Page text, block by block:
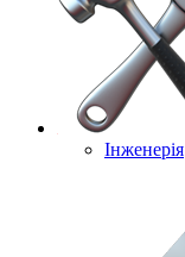
Інженерія